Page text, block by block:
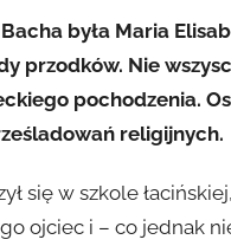
była Maria
przodków. Nie
pochodzenia.
religijnych.
się w szkole
ojciec i – co jednak